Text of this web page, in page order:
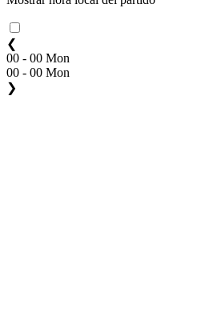
❮
00 - 00 Mon
00 - 00 Mon
❯